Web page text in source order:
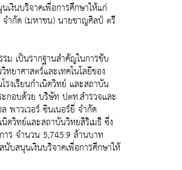
งินบริจาคเพื่อการศึกษาให้แก่
จำกัด (มหาชน) นายชาญศิลป์ ตรี
ม เป็นรากฐานสำคัญในการขับ
ยาศาสตร์และเทคโนโลยีของ
งเรียนกำเนิดวิทย์ และสถาบัน
ะกอบด้วย บริษัท ปตท.สำรวจและ
าวเวอร์ ซินเนอร์ยี่ จำกัด
ดวิทย์และสถาบันวิทยสิริเมธี ซึ่ง
าร จำนวน 5,745.9 ล้านบาท
บสนุนเงินบริจาคเพื่อการศึกษาให้